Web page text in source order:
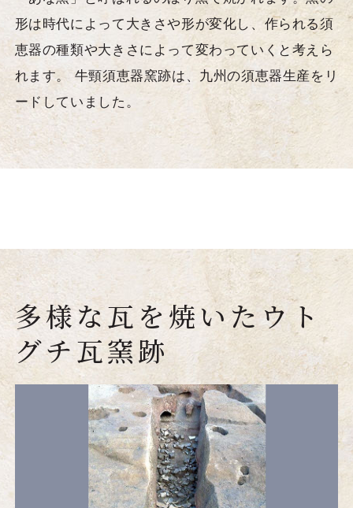
形は時代によって大きさや形が変化し、作られる須
恵器の種類や大きさによって変わっていくと考えら
れます。 牛頸須恵器窯跡は、九州の須恵器生産をリ
ードしていました。
多様な瓦を焼いたウト
グチ瓦窯跡